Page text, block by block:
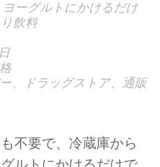
ーグルトにかけるだけ
飲料
、ドラッグストア、通販
不要で、冷蔵庫から